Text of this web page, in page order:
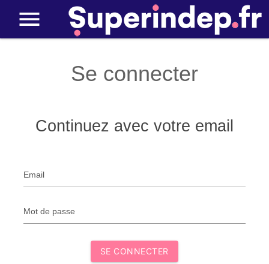
Se connecter
Continuez avec votre email
Email
Mot de passe
SE CONNECTER